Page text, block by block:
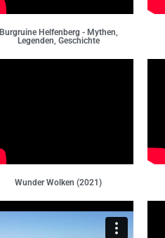
Burgruine Helfenberg - Mythen,
Legenden, Geschichte
Wunder Wolken (2021)